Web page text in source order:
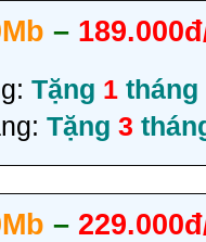
–
Tặng 1 tháng
Tặng 3
–